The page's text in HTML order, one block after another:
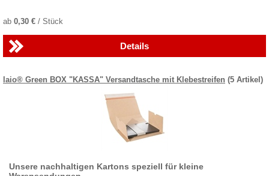
ab 0,30 € / Stück
Details
laio® Green BOX "KASSA" Versandtasche mit Klebestreifen (5 Artikel)
Unsere nachhaltigen Kartons speziell für kleine